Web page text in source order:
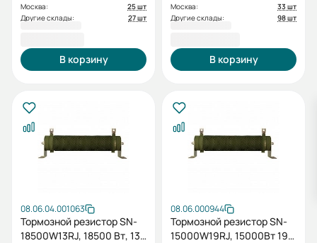
Москва:
25 шт
Другие склады:
27 шт
В корзину
Москва:
33 шт
Другие склады:
98 шт
В корзину
08.06.04.001063
Тормозной резистор SN-
18500W13RJ, 18500 Вт, 13
08.06.000944
Тормозной резистор SN-
15000W19RJ, 15000Вт 19